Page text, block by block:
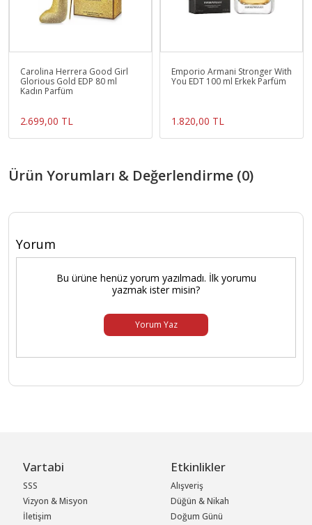
Carolina Herrera Good Girl
Glorious Gold EDP 80 ml
Kadın Parfüm
2.699,00 TL
Emporio Armani Stronger With
You EDT 100 ml Erkek Parfüm
1.820,00 TL
Ürün Yorumları & Değerlendirme (0)
Yorum
Bu ürüne henüz yorum yazılmadı. İlk yorumu
yazmak ister misin?
Yorum Yaz
Vartabi
SSS
Vizyon & Misyon
İletişim
Etkinlikler
Alışveriş
Düğün & Nikah
Doğum Günü